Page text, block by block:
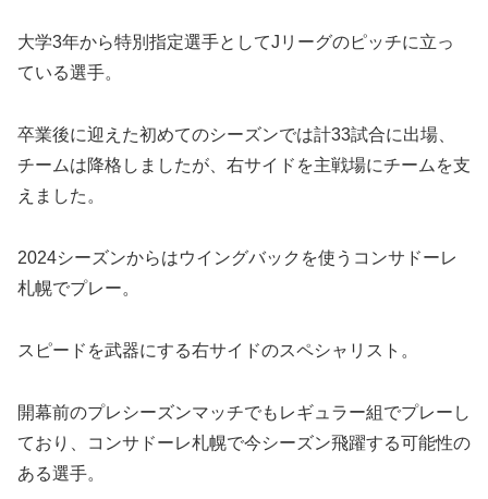
大学3年から特別指定選手としてJリーグのピッチに立っ
ている選手。
卒業後に迎えた初めてのシーズンでは計33試合に出場、
チームは降格しましたが、右サイドを主戦場にチームを支
えました。
2024シーズンからはウイングバックを使うコンサドーレ
札幌でプレー。
スピードを武器にする右サイドのスペシャリスト。
開幕前のプレシーズンマッチでもレギュラー組でプレーし
ており、コンサドーレ札幌で今シーズン飛躍する可能性の
ある選手。